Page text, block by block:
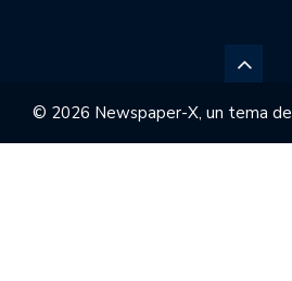
© 2026 Newspaper-X, un tema de